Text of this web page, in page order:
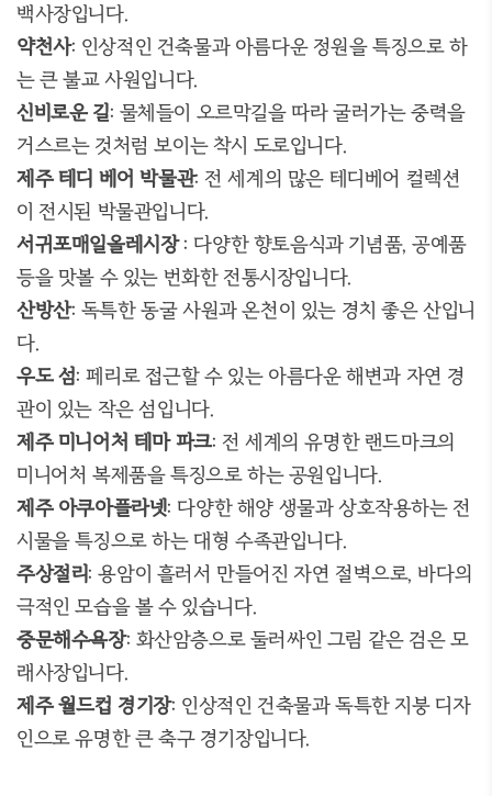
백사장입니다.
약천사: 인상적인 건축물과 아름다운 정원을 특징으로 하
는 큰 불교 사원입니다.
신비로운 길: 물체들이 오르막길을 따라 굴러가는 중력을
거스르는 것처럼 보이는 착시 도로입니다.
제주 테디 베어 박물관: 전 세계의 많은 테디베어 컬렉션
이 전시된 박물관입니다.
서귀포매일올레시장: 다양한 향토음식과 기념품,공예품
등을 맛볼 수 있는 번화한 전통시장입니다.
산방산: 독특한 동굴 사원과 온천이 있는 경치 좋은 산입니
다.
우도 섬:페리로 접근할 수 있는 아름다운 해변과 자연 경
관이 있는 작은 섬입니다.
제주 미니어처 테마 파크: 전 세계의 유명한 랜드마크의
미니어처 복제품을 특징으로 하는 공원입니다.
제주 아쿠아플라넷: 다양한 해양 생물과 상호작용하는 전
시물을 특징으로 하는 대형 수족관입니다.
주상절리:용암이 흘러서 만들어진 자연 절벽으로, 바다의
극적인 모습을 볼 수 있습니다.
중문해수욕장: 화산암층으로 둘러싸인 그림 같은 검은 모
래사장입니다.
제주 월드컵 경기장: 인상적인 건축물과 독특한 지붕 디자
인으로 유명한 큰 축구 경기장입니다.